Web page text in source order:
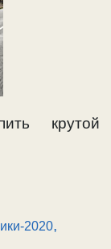
крутой
2020,